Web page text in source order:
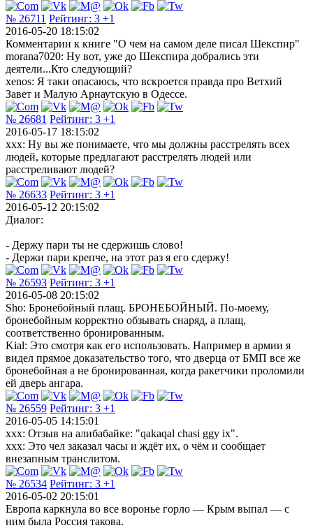
№ 26711 Рейтинг: 3 +1
2016-05-20 18:15:02
Комментарии к книге "О чем на самом деле писал Шекспир"
morana7020: Ну вот, уже до Шекспира добрались эти
деятели...Кто следующий?
xenos: Я таки опасаюсь, что вскроется правда про Ветхий
Завет и Малую Арнаутскую в Одессе.
№ 26681 Рейтинг: 3 +1
2016-05-17 18:15:02
xxx: Ну вы же понимаете, что мы должны расстрелять всех
людей, которые предлагают расстрелять людей или
расстреливают людей?
№ 26633 Рейтинг: 3 +1
2016-05-12 20:15:02
Диалог:
- Держу пари ты не сдержишь слово!
- Держи пари крепче, на этот раз я его сдержу!
№ 26593 Рейтинг: 3 +1
2016-05-08 20:15:02
Sho: Бронебойный плащ. БРОНЕБОЙНЫЙ. По-моему,
бронебойным корректно обзывать снаряд, а плащ,
соответственно бронированным.
Kial: Это смотря как его использовать. Например в армии я
видел прямое доказательство того, что дверца от БМП все же
бронебойная а не бронированная, когда ракетчики проломили
ей дверь ангара.
№ 26559 Рейтинг: 3 +1
2016-05-05 14:15:01
xxx: Отзыв на алибабайке: "qakaqal chasi ggy ix".
xxx: Это чел заказал часы и ждёт их, о чём и сообщает
внезапным транслитом.
№ 26534 Рейтинг: 3 +1
2016-05-02 20:15:01
Европа каркнула во все воронье горло — Крым выпал — с
ним была Россия такова.